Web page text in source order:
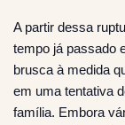
A partir dessa
tempo já passado
brusca à medida
em uma tentativa
família. Embora